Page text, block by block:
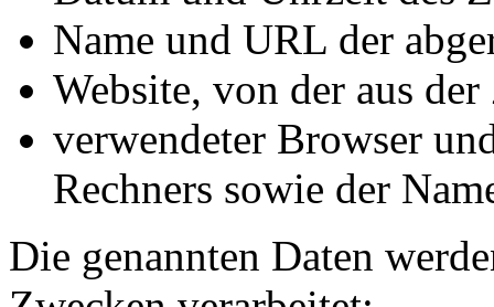
Name und URL der
Website, von der aus
verwendeter Browser
Rechners sowie der
Die genannten Daten